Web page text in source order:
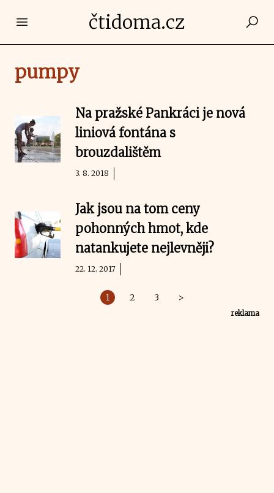
Open main menučtidoma.cz
pumpy
Na pražské Pankráci je nová
liniová fontána s
brouzdalištěm
3. 8. 2018
Jak jsou na tom ceny
pohonných hmot, kde
natankujete nejlevněji?
22. 12. 2017
1 2 3 >
reklama